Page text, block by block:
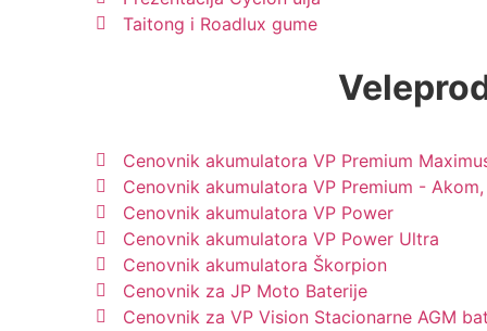
Taitong i Roadlux gume
Cenovnik akumulatora VP Premium
Cenovnik akumulatora VP Premium -
Cenovnik akumulatora VP Power
Cenovnik akumulatora VP Power Ultra
Cenovnik akumulatora Škorpion
Cenovnik za JP Moto Baterije
Cenovnik za VP Vision Stacionarne AGM